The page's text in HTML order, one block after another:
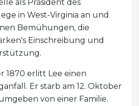
als Präsident des
in West-Virginia an und
Bemühungen, die
Einschreibung und
1870 erlitt Lee einen
Er starb am 12. Oktober
von einer Familie.